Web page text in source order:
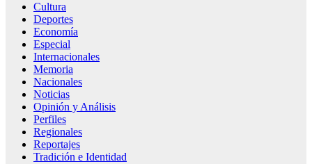
Cultura
Deportes
Economía
Especial
Internacionales
Memoria
Nacionales
Noticias
Opinión y Análisis
Perfiles
Regionales
Reportajes
Tradición e Identidad